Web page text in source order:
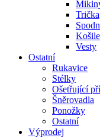
Trička
Košile
Vesty
Ostatní
Rukavice
Stélky
Ošetřující
Šněrovadla
Ponožky
Ostatní
Výprodej